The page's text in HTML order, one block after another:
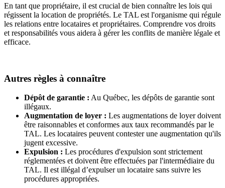
En tant que propriétaire, il est crucial de bien connaître les lois qui
régissent la location de propriétés. Le TAL est l'organisme qui régule
les relations entre locataires et propriétaires. Comprendre vos droits
et responsabilités vous aidera à gérer les conflits de manière légale et
efficace.
Autres règles à connaître
Dépôt de garantie : Au Québec, les dépôts de garantie sont
illégaux.
Augmentation de loyer : Les augmentations de loyer doivent
être raisonnables et conformes aux taux recommandés par le
TAL. Les locataires peuvent contester une augmentation qu'ils
jugent excessive.
Expulsion : Les procédures d'expulsion sont strictement
réglementées et doivent être effectuées par l'intermédiaire du
TAL. Il est illégal d’expulser un locataire sans suivre les
procédures appropriées.